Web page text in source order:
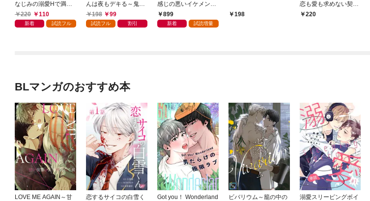
なじみの溺愛Hで満た
されたい act.1
220 110
新着 試読フル
んは夜もデキる～鬼上
司は私の専属セラピス
ト～ act.1
198 99
試読フル 割引
感じの悪いイケメン上
司と不感症OLの耽溺性
交治療～【コミックス
899
新着 試読増量
198
恋も愛も求めない契約
結婚のはずなのに…溺
220
BLマンガのおすすめ本
LOVE ME AGAIN～甘
恋するサイコの白雪く
Got you！ Wonderland
ビバリウム～籠の中の
溺愛スリーピングボイ